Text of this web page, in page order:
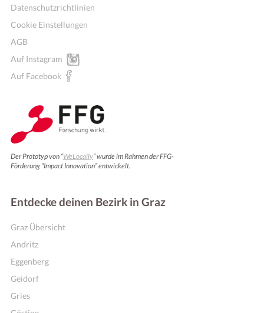
Datenschutzrichtlinien
Cookie Einstellungen
AGB
Auf Instagram
Auf Facebook
Der Prototyp von “WeLocally” wurde im Rahmen der FFG-
Förderung “Impact Innovation” entwickelt.
Entdecke deinen Bezirk in Graz
Graz Übersicht
Andritz
Eggenberg
Geidorf
Gries